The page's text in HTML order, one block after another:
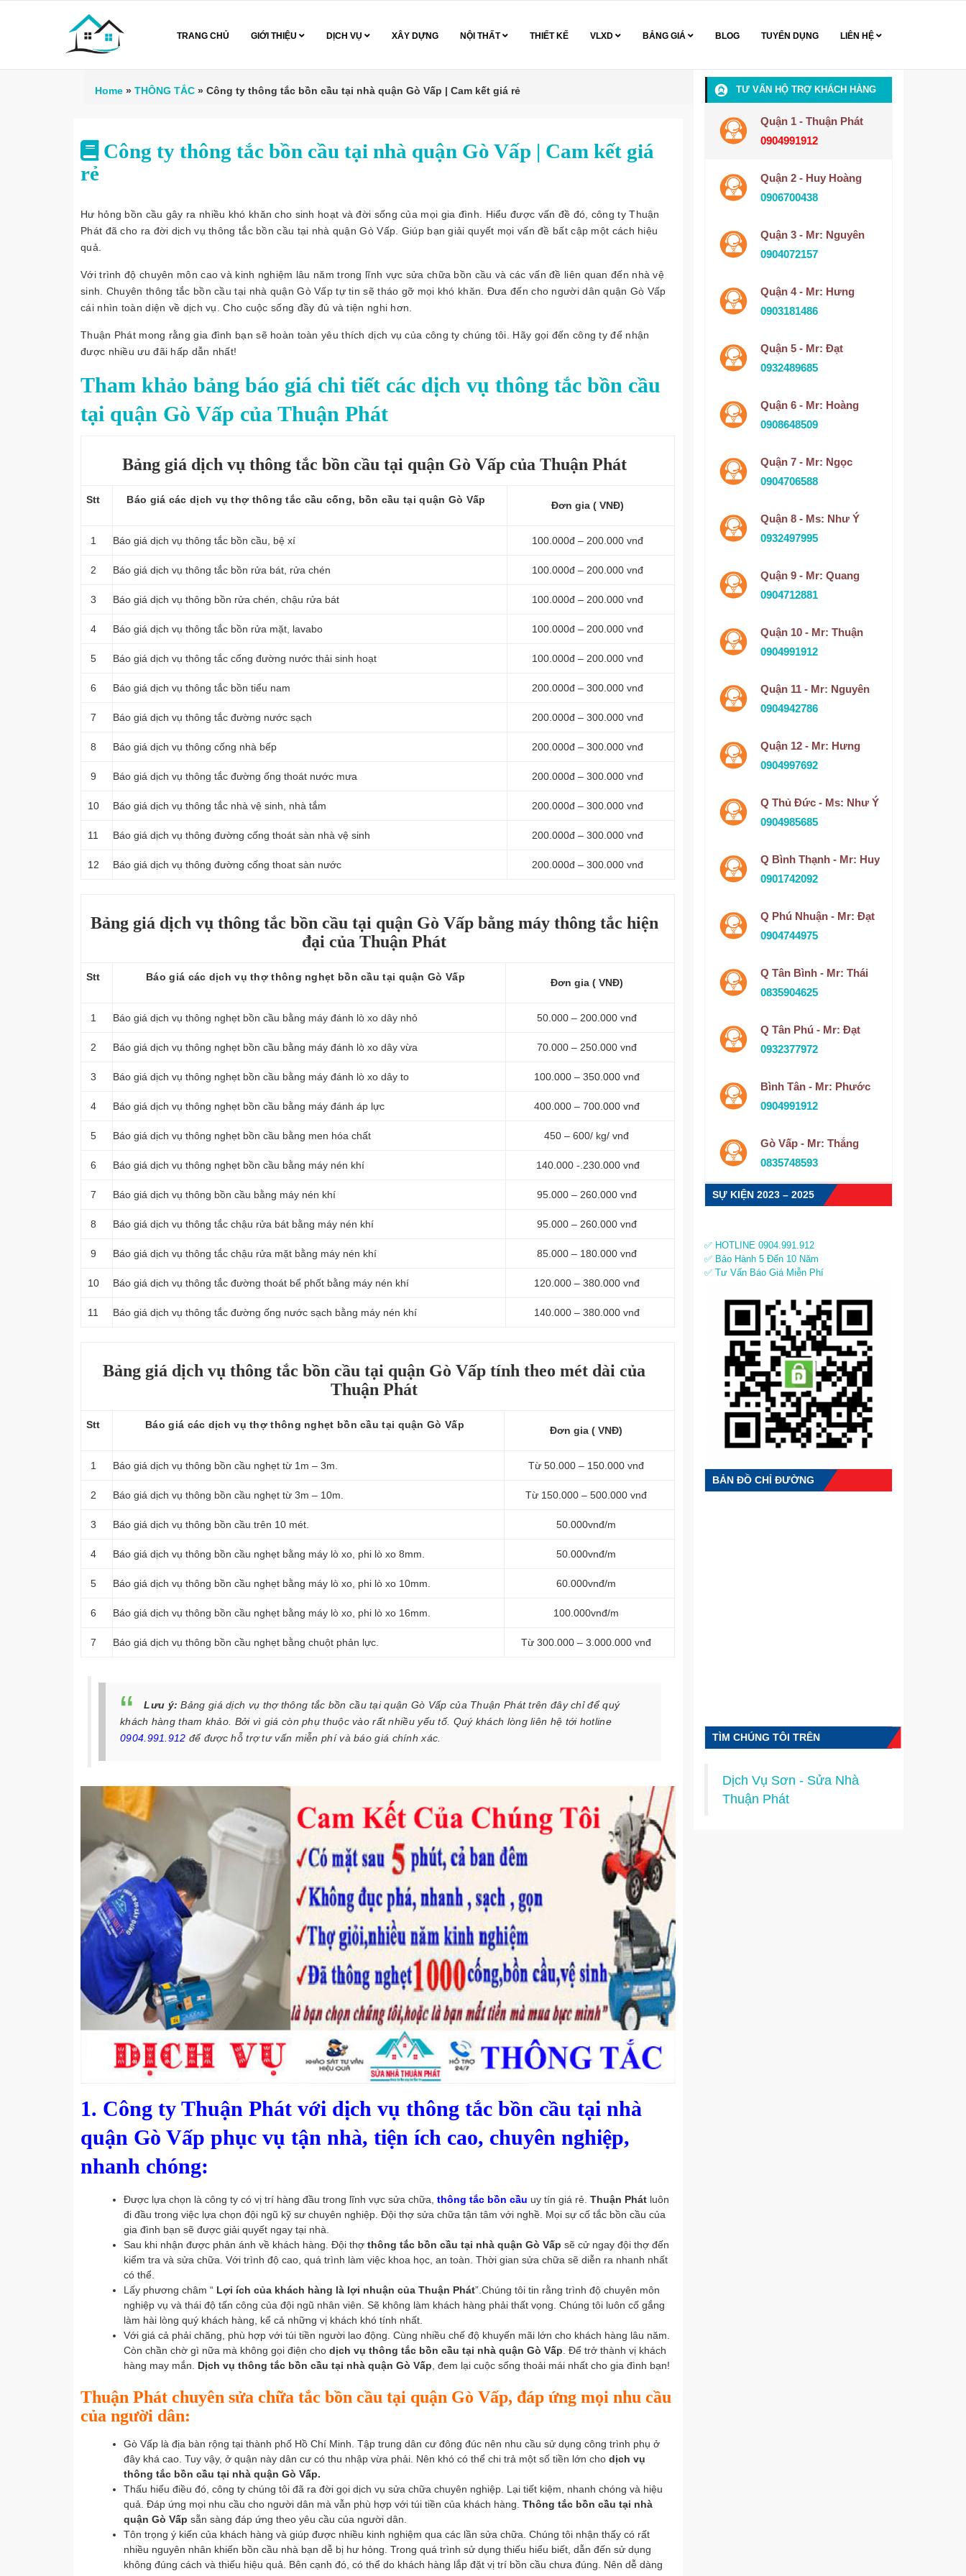
TRANG CHỦ GIỚI THIỆU DỊCH VỤ XÂY DỰNG NỘI THẤT THIẾT KẾ VLXD BẢNG GIÁ BLOG TUYỂN DỤNG LIÊN HỆ
Home » THÔNG TẮC » Công ty thông tắc bồn cầu tại nhà quận Gò Vấp | Cam kết giá rẻ
Công ty thông tắc bồn cầu tại nhà quận Gò Vấp | Cam kết giá
rẻ
Hư hỏng bồn cầu gây ra nhiều khó khăn cho sinh hoạt và đời sống của mọi gia đình. Hiểu được vấn đề đó, công ty Thuận
Phát đã cho ra đời dịch vụ thông tắc bồn cầu tại nhà quận Gò Vấp. Giúp bạn giải quyết mọi vấn đề bất cập một cách hiệu
quả.
Với trình độ chuyên môn cao và kinh nghiệm lâu năm trong lĩnh vực sửa chữa bồn cầu và các vấn đề liên quan đến nhà vệ
sinh. Chuyên thông tắc bồn cầu tại nhà quận Gò Vấp tự tin sẽ tháo gỡ mọi khó khăn. Đưa đến cho người dân quận Gò Vấp
cái nhìn toàn diện về dịch vụ. Cho cuộc sống đầy đủ và tiện nghi hơn.
Thuận Phát mong rằng gia đình bạn sẽ hoàn toàn yêu thích dịch vụ của công ty chúng tôi. Hãy gọi đến công ty để nhận
được nhiều ưu đãi hấp dẫn nhất!
Tham khảo bảng báo giá chi tiết các dịch vụ thông tắc bồn cầu
tại quận Gò Vấp của Thuận Phát
Bảng giá dịch vụ thông tắc bồn cầu tại quận Gò Vấp của Thuận Phát
Stt Báo giá các dịch vụ thợ thông tắc cầu cống, bồn cầu tại quận Gò Vấp Đơn gia ( VNĐ)
1 Báo giá dịch vụ thông tắc bồn cầu, bệ xí 100.000đ – 200.000 vnđ
2 Báo giá dịch vụ thông tắc bồn rửa bát, rửa chén 100.000đ – 200.000 vnđ
3 Báo giá dịch vụ thông bồn rửa chén, chậu rửa bát 100.000đ – 200.000 vnđ
4 Báo giá dịch vụ thông tắc bồn rửa mặt, lavabo 100.000đ – 200.000 vnđ
5 ‎Báo giá dịch vụ thông tắc cống đường nước thải sinh hoạt 100.000đ – 200.000 vnđ
6 Báo giá dịch vụ thông tắc bồn tiểu nam 200.000đ – 300.000 vnđ
7 Báo giá dịch vụ thông tắc đường nước sạch 200.000đ – 300.000 vnđ
8 Báo giá dịch vụ thông cống nhà bếp 200.000đ – 300.000 vnđ
9 Báo giá dịch vụ thông tắc đường ống thoát nước mưa 200.000đ – 300.000 vnđ
10 Báo giá dịch vụ thông tắc nhà vệ sinh, nhà tắm 200.000đ – 300.000 vnđ
11 Báo giá dịch vụ thông đường cống thoát sàn nhà vệ sinh 200.000đ – 300.000 vnđ
12 Báo giá dịch vụ thông đường cống thoat sàn nước 200.000đ – 300.000 vnđ
Bảng giá dịch vụ thông tắc bồn cầu tại quận Gò Vấp bằng máy thông tắc hiện
đại của Thuận Phát
Stt Báo giá các dịch vụ thợ thông nghẹt bồn cầu tại quận Gò Vấp Đơn gia ( VNĐ)
1 Báo giá dịch vụ thông nghẹt bồn cầu bằng máy đánh lò xo dây nhỏ 50.000 – 200.000 vnđ
2 Báo giá dịch vụ thông nghẹt bồn cầu bằng máy đánh lò xo dây vừa 70.000 – 250.000 vnđ
3 Báo giá dịch vụ thông nghẹt bồn cầu bằng máy đánh lò xo dây to 100.000 – 350.000 vnđ
4 Báo giá dịch vụ thông nghẹt bồn cầu bằng máy đánh áp lực 400.000 – 700.000 vnđ
5 Báo giá dịch vụ thông nghẹt bồn cầu bằng men hóa chất 450 – 600/ kg/ vnđ
6 Báo giá dịch vụ thông nghẹt bồn cầu bằng máy nén khí 140.000 -.230.000 vnđ
7 Báo giá dịch vụ thông bồn cầu bằng máy nén khí 95.000 – 260.000 vnđ
8 Báo giá dịch vụ thông tắc chậu rửa bát bằng máy nén khí 95.000 – 260.000 vnđ
9 Báo giá dịch vụ thông tắc chậu rửa mặt bằng máy nén khí 85.000 – 180.000 vnđ
10 Báo giá dịch vụ thông tắc đường thoát bể phốt bằng máy nén khí 120.000 – 380.000 vnđ
11 Báo giá dịch vụ thông tắc đường ống nước sạch bằng máy nén khí 140.000 – 380.000 vnđ
Bảng giá dịch vụ thông tắc bồn cầu tại quận Gò Vấp tính theo mét dài của
Thuận Phát
Stt Báo giá các dịch vụ thợ thông nghẹt bồn cầu tại quận Gò Vấp Đơn gia ( VNĐ)
1 Báo giá dịch vụ thông bồn cầu nghẹt từ 1m – 3m. Từ 50.000 – 150.000 vnđ
2 Báo giá dịch vụ thông bồn cầu nghẹt từ 3m – 10m. Từ 150.000 – 500.000 vnđ
3 Báo giá dịch vụ thông bồn cầu trên 10 mét. 50.000vnđ/m
4 Báo giá dịch vụ thông bồn cầu nghẹt bằng máy lò xo, phi lò xo 8mm. 50.000vnđ/m
5 Báo giá dịch vụ thông bồn cầu nghẹt bằng máy lò xo, phi lò xo 10mm. 60.000vnđ/m
6 Báo giá dịch vụ thông bồn cầu nghẹt bằng máy lò xo, phi lò xo 16mm. 100.000vnđ/m
7 Báo giá dịch vụ thông bồn cầu nghẹt bằng chuột phản lực. Từ 300.000 – 3.000.000 vnđ
Lưu ý: Bảng giá dịch vụ thợ thông tắc bồn cầu tại quận Gò Vấp của Thuận Phát trên đây chỉ để quý
khách hàng tham khảo. Bởi vì giá còn phụ thuộc vào rất nhiều yếu tố. Quý khách lòng liên hệ tới hotline
0904.991.912 để được hỗ trợ tư vấn miễn phí và báo giá chính xác.
1. Công ty Thuận Phát với dịch vụ thông tắc bồn cầu tại nhà
quận Gò Vấp phục vụ tận nhà, tiện ích cao, chuyên nghiệp,
nhanh chóng:
Được lựa chọn là công ty có vị trí hàng đầu trong lĩnh vực sửa chữa, thông tắc bồn cầu uy tín giá rẻ. Thuận Phát luôn
đi đầu trong việc lựa chọn đội ngũ kỹ sư chuyên nghiệp. Đội thợ sửa chữa tận tâm với nghề. Mọi sự cố tắc bồn cầu của
gia đình bạn sẽ được giải quyết ngay tại nhà.
Sau khi nhận được phản ánh về khách hàng. Đội thợ thông tắc bồn cầu tại nhà quận Gò Vấp sẽ cử ngay đội thợ đến
kiểm tra và sửa chữa. Với trình độ cao, quá trình làm việc khoa học, an toàn. Thời gian sửa chữa sẽ diễn ra nhanh nhất
có thể.
Lấy phương châm “ Lợi ích của khách hàng là lợi nhuận của Thuận Phát”.Chúng tôi tin rằng trình độ chuyên môn
nghiệp vụ và thái độ tấn công của đội ngũ nhân viên. Sẽ không làm khách hàng phải thất vọng. Chúng tôi luôn cố gắng
làm hài lòng quý khách hàng, kể cả những vị khách khó tính nhất.
Với giá cả phải chăng, phù hợp với túi tiền người lao động. Cùng nhiều chế độ khuyến mãi lớn cho khách hàng lâu năm.
Còn chần chờ gì nữa mà không gọi điện cho dịch vụ thông tắc bồn cầu tại nhà quận Gò Vấp . Để trở thành vị khách
hàng may mắn. Dịch vụ thông tắc bồn cầu tại nhà quận Gò Vấp , đem lại cuộc sống thoải mái nhất cho gia đình bạn!
Thuận Phát chuyên sửa chữa tắc bồn cầu tại quận Gò Vấp, đáp ứng mọi nhu cầu
của người dân:
Gò Vấp là địa bàn rộng tại thành phố Hồ Chí Minh. Tập trung dân cư đông đúc nên nhu cầu sử dụng công trình phụ ở
đây khá cao. Tuy vậy, ở quận này dân cư có thu nhập vừa phải. Nên khó có thể chi trả một số tiền lớn cho dịch vụ
thông tắc bồn cầu tại nhà quận Gò Vấp.
Thấu hiểu điều đó, công ty chúng tôi đã ra đời gọi dịch vụ sửa chữa chuyên nghiệp. Lại tiết kiệm, nhanh chóng và hiệu
quả. Đáp ứng mọi nhu cầu cho người dân mà vẫn phù hợp với túi tiền của khách hàng. Thông tắc bồn cầu tại nhà
quận Gò Vấp sẵn sàng đáp ứng theo yêu cầu của người dân.
Tôn trọng ý kiến của khách hàng và giúp được nhiều kinh nghiệm qua các lần sửa chữa. Chúng tôi nhận thấy có rất
nhiều nguyên nhân khiến bồn cầu nhà bạn dễ bị hư hỏng. Trong quá trình sử dụng thiếu hiểu biết, dẫn đến sử dụng
không đúng cách và thiếu hiệu quả. Bên cạnh đó, có thể do khách hàng lắp đặt vị trí bồn cầu chưa đúng. Nên dễ dàng
TƯ VẤN HỘ TRỢ KHÁCH HÀNG
Quận 1 - Thuận Phát
0904991912
Quận 2 - Huy Hoàng
0906700438
Quận 3 - Mr: Nguyên
0904072157
Quận 4 - Mr: Hưng
0903181486
Quận 5 - Mr: Đạt
0932489685
Quận 6 - Mr: Hoàng
0908648509
Quận 7 - Mr: Ngọc
0904706588
Quận 8 - Ms: Như Ý
0932497995
Quận 9 - Mr: Quang
0904712881
Quận 10 - Mr: Thuận
0904991912
Quận 11 - Mr: Nguyên
0904942786
Quận 12 - Mr: Hưng
0904997692
Q Thủ Đức - Ms: Như Ý
0904985685
Q Bình Thạnh - Mr: Huy
0901742092
Q Phú Nhuận - Mr: Đạt
0904744975
Q Tân Bình - Mr: Thái
0835904625
Q Tân Phú - Mr: Đạt
0932377972
Bình Tân - Mr: Phước
0904991912
Gò Vấp - Mr: Thắng
0835748593
SỰ KIỆN 2023 – 2025
✅ HOTLINE 0904.991.912
✅ Bảo Hành 5 Đến 10 Năm
✅ Tư Vấn Báo Giá Miễn Phí
BẢN ĐỒ CHỈ ĐƯỜNG
TÌM CHÚNG TÔI TRÊN
Dịch Vụ Sơn - Sửa Nhà
Thuận Phát